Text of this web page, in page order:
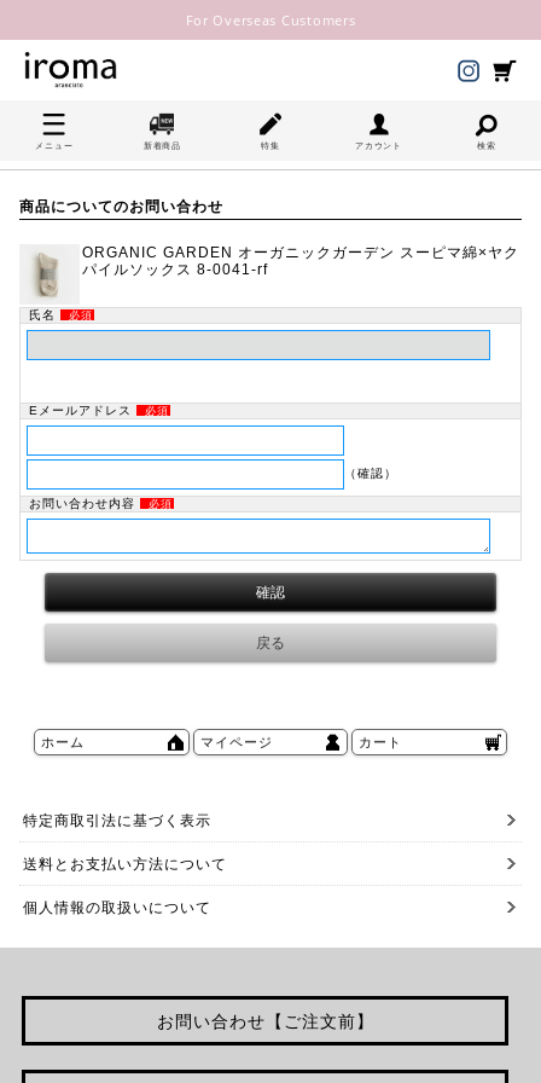
For Overseas Customers
メニュー 新着商品 特集 アカウント 検索
商品についてのお問い合わせ
ORGANIC GARDEN オーガニックガーデン スーピマ綿×ヤク
パイルソックス 8-0041-rf
氏名 必須
Eメールアドレス 必須
（確認）
お問い合わせ内容 必須
ホーム マイページ カート
特定商取引法に基づく表示
送料とお支払い方法について
個人情報の取扱いについて
お問い合わせ【ご注文前】